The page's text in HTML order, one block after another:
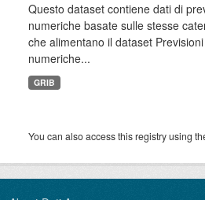
Questo dataset contiene dati di
numeriche basate sulle stesse
che alimentano il dataset
numeriche...
GRIB
You can also access this registry using